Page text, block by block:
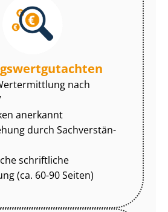
nach
anerkannt
durch Sach­ver­stän­
schriftliche
(ca. 60-90 Seiten)